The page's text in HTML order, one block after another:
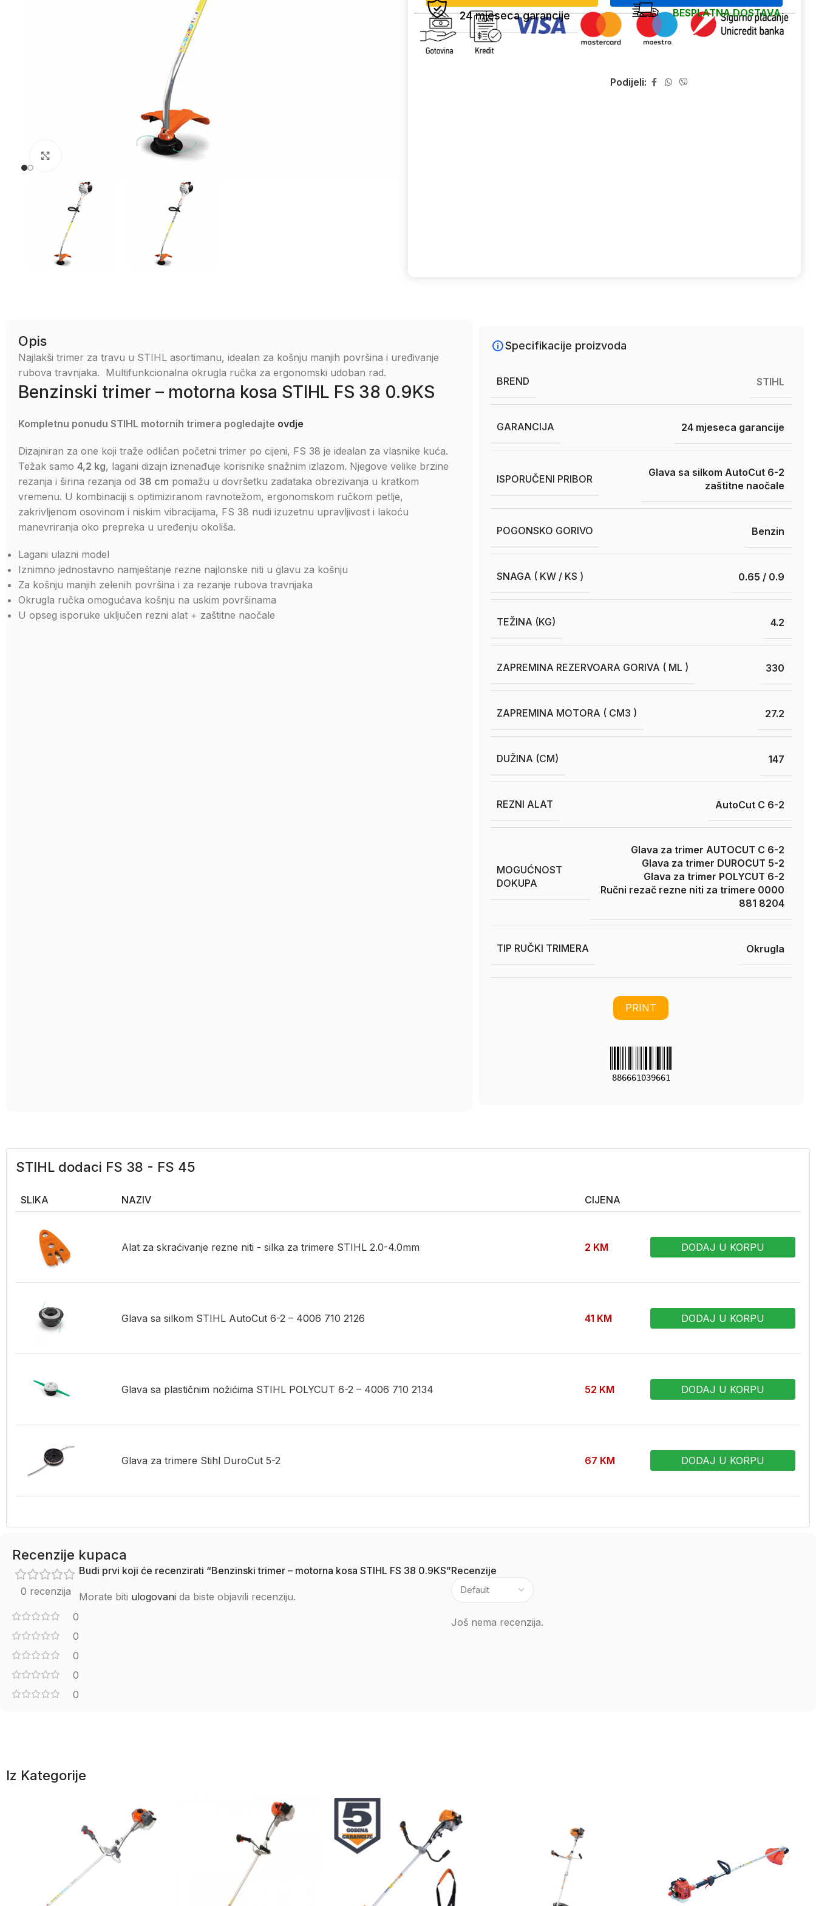
24 mjeseca garancije BESPLATNA DOSTAVA
Podijeli:
Opis
Najlakši trimer za travu u STIHL asortimanu, idealan za košnju manjih površina i uređivanje
rubova travnjaka. Multifunkcionalna okrugla ručka za ergonomski udoban rad.
Benzinski trimer – motorna kosa STIHL FS 38 0.9KS
Kompletnu ponudu STIHL motornih trimera pogledajte ovdje
Dizajniran za one koji traže odličan početni trimer po cijeni, FS 38 je idealan za vlasnike kuća.
Težak samo 4,2 kg, lagani dizajn iznenađuje korisnike snažnim izlazom. Njegove velike brzine
rezanja i širina rezanja od 38 cm pomažu u dovršetku zadataka obrezivanja u kratkom
vremenu. U kombinaciji s optimiziranom ravnotežom, ergonomskom ručkom petlje,
zakrivljenom osovinom i niskim vibracijama, FS 38 nudi izuzetnu upravljivost i lakoću
manevriranja oko prepreka u uređenju okoliša.
Lagani ulazni model
Iznimno jednostavno namještanje rezne najlonske niti u glavu za košnju
Za košnju manjih zelenih površina i za rezanje rubova travnjaka
Okrugla ručka omogućava košnju na uskim površinama
U opseg isporuke uključen rezni alat + zaštitne naočale
Specifikacije proizvoda
BREND STIHL
GARANCIJA 24 mjeseca garancije
ISPORUČENI PRIBOR
Glava sa silkom AutoCut 6-2
zaštitne naočale
POGONSKO GORIVO Benzin
SNAGA ( KW / KS ) 0.65 / 0.9
TEŽINA (KG) 4.2
ZAPREMINA REZERVOARA GORIVA ( ML ) 330
ZAPREMINA MOTORA ( CM3 ) 27.2
DUŽINA (CM) 147
REZNI ALAT AutoCut C 6-2
MOGUĆNOST
DOKUPA
Glava za trimer AUTOCUT C 6-2
Glava za trimer DUROCUT 5-2
Glava za trimer POLYCUT 6-2
Ručni rezač rezne niti za trimere 0000
881 8204
TIP RUČKI TRIMERA Okrugla
PRINT
886661039661
STIHL dodaci FS 38 - FS 45
SLIKA NAZIV CIJENA
Alat za skraćivanje rezne niti - silka za trimere STIHL 2.0-4.0mm 2 KM DODAJ U KORPU
Glava sa silkom STIHL AutoCut 6-2 – 4006 710 2126 41 KM DODAJ U KORPU
Glava sa plastičnim nožićima STIHL POLYCUT 6-2 – 4006 710 2134 52 KM DODAJ U KORPU
Glava za trimere Stihl DuroCut 5-2 67 KM DODAJ U KORPU
Recenzije kupaca
0 recenzija
0
0
0
0
0
Recenzije
Još nema recenzija.
Budi prvi koji će recenzirati “Benzinski trimer – motorna kosa STIHL FS 38 0.9KS”
Morate biti ulogovani da biste objavili recenziju.
Iz Kategorije